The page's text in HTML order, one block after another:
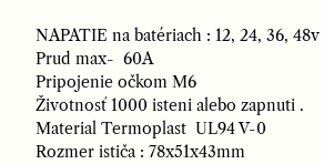
NAPATIE na batériach : 12, 24, 36, 48v
Prud max- 60A
Pripojenie očkom M6
Životnosť 1000 isteni alebo zapnuti .
Material Termoplast UL94 V-0
Rozmer ističa : 78x51x43mm